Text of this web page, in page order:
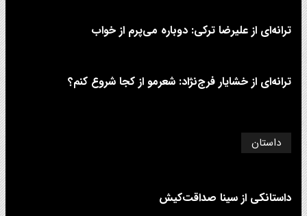
ترانه‌ای از علیرضا ترکی: دوباره می‌پرم از خواب
ترانه‌ای از خشایار فرج‌نژاد: شعرمو از کجا شروع کنم؟
داستان
داستانکی از سینا صداقت‌کیش